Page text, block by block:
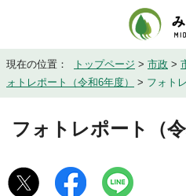
現在の位置： トップページ > 市政 >
ォトレポート（令和6年度）
> フォト
フォトレポート（令